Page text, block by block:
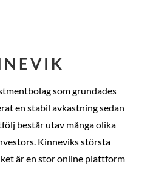
som grundades
en stabil avkastning sedan
består utav många olika
Kinneviks största
är en stor online plattform